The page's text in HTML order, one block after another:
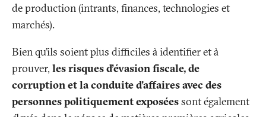
de production (intrants, finances, technologies et
marchés).
Bien qu’ils soient plus difficiles à identifier et à
prouver, les risques d’évasion fiscale, de
corruption et la conduite d'affaires avec des
personnes politiquement exposéessont également